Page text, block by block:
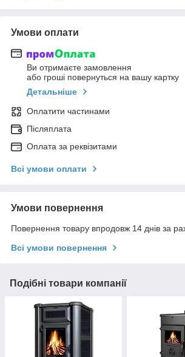
Умови оплати
Ви отримаєте замовлення
або гроші повернуться на вашу картку
Детальніше
Оплатити частинами
Післяплата
Оплата за реквізитами
Всі умови оплати
Умови повернення
Повернення товару впродовж 14 днів за
Всі умови повернення
Подібні товари компанії